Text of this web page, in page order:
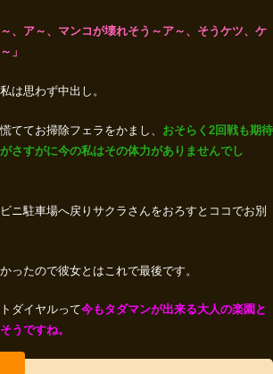
～、ア～、マンコが壊れそう～ア～、そうケツ、ケ
」
は思わず中出し。
ててお掃除フェラをかまし、 おそらく2回戦も期待
さすがに今の私はその体力がありませんでし
ニ駐車場へ戻りサクラさんをおろすとココでお別
ったので彼女とはこれで最後です。
ダイヤルって今もタダマンが出来る大人の楽園と
うですね。